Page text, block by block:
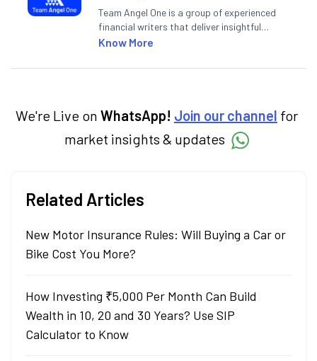
Team Angel One is a group of experienced
financial writers that deliver insightful
articles on the stock market, IPO, economy,
categories.
Know More
We're Live on WhatsApp! Join our channel for
market insights & updates
Related Articles
New Motor Insurance Rules: Will Buying a Car or
Bike Cost You More?
How Investing ₹5,000 Per Month Can Build
Wealth in 10, 20 and 30 Years? Use SIP
Calculator to Know